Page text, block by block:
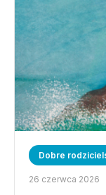
Dobre
26 czerwca 2026